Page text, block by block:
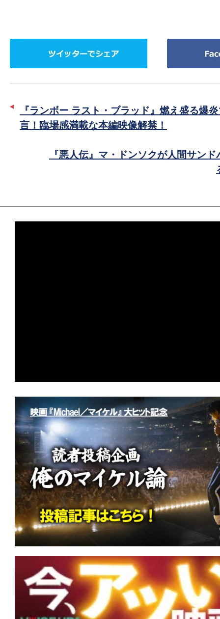
ー
ア
『ランボー ラスト・ブラッド』燃え盛る爆
言！臨場感満載な本編映像解禁！
『悪人伝』マ・ドンソクが人間サン